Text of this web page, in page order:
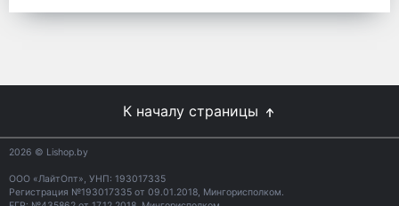
К началу страницы
2026 © Lishop.by
ООО «ЛайтОпт», УНП: 193017335
Регистрация №193017335 от 09.01.2018, Мингорисполком.